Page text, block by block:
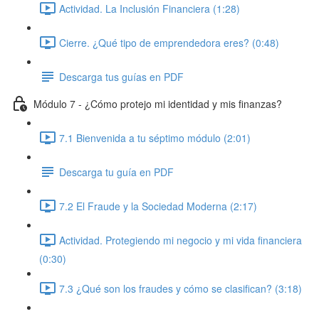
Actividad. La Inclusión Financiera (1:28)
Cierre. ¿Qué tipo de emprendedora eres? (0:48)
Descarga tus guías en PDF
Módulo 7 - ¿Cómo protejo mi identidad y mis finanzas?
7.1 Bienvenida a tu séptimo módulo (2:01)
Descarga tu guía en PDF
7.2 El Fraude y la Sociedad Moderna (2:17)
Actividad. Protegiendo mi negocio y mi vida financiera
(0:30)
7.3 ¿Qué son los fraudes y cómo se clasifican? (3:18)